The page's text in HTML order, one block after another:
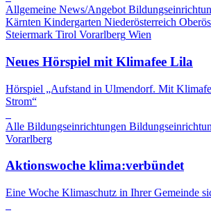
Allgemeine News/Angebot
Kärnten Kindergarten Niederösterreich
Steiermark Tirol Vorarlberg Wien
Neues Hörspiel mit Klimafee Lila
Hörspiel „Aufstand in Ulmendorf. Mit
Strom“
Alle Bildungseinrichtungen
Vorarlberg
Aktionswoche klima:verbündet
Eine Woche Klimaschutz in Ihrer Gemeinde